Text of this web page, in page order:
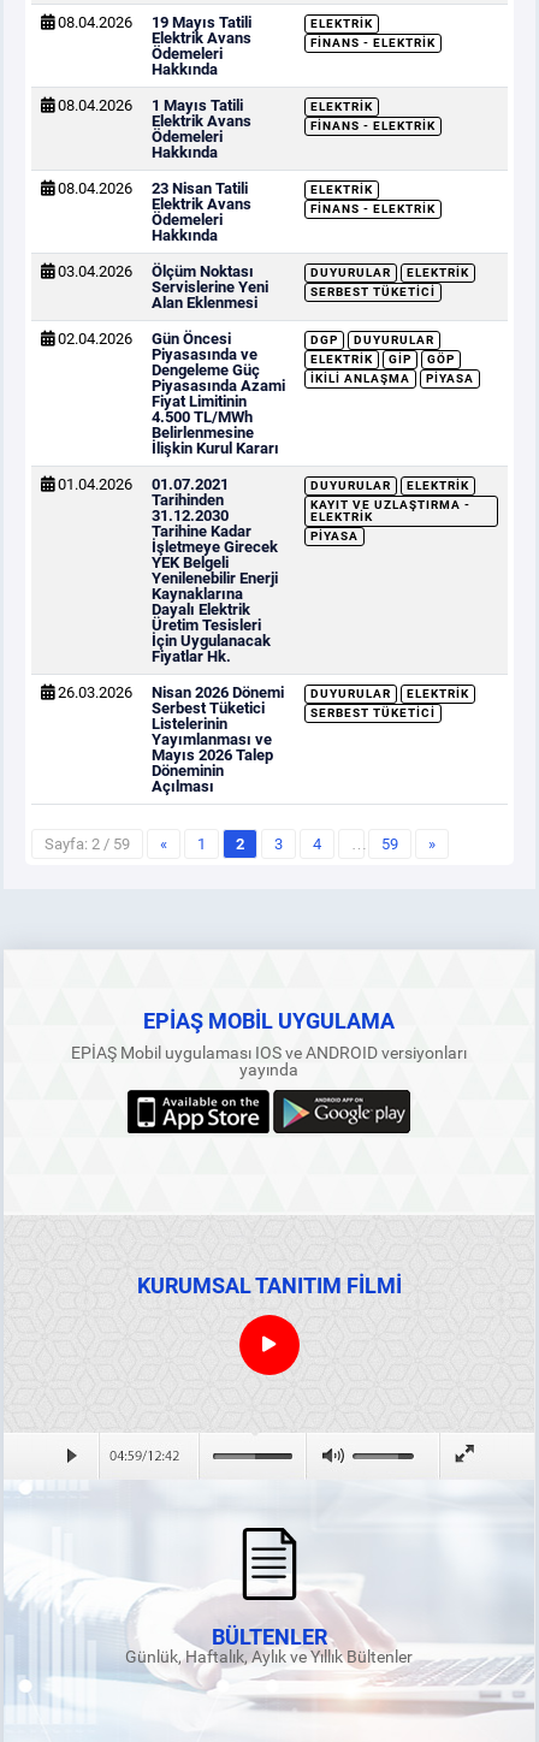
08.04.2026
19 Mayıs Tatili
Elektrik Avans
Ödemeleri
Hakkında
ELEKTRIK
FINANS - ELEKTRIK
08.04.2026
1 Mayıs Tatili
Elektrik Avans
Ödemeleri
Hakkında
ELEKTRIK
FINANS - ELEKTRIK
08.04.2026
23 Nisan Tatili
Elektrik Avans
Ödemeleri
Hakkında
ELEKTRIK
FINANS - ELEKTRIK
03.04.2026
Ölçüm Noktası
Servislerine Yeni
Alan Eklenmesi
DUYURULAR
ELEKTRIK
SERBEST TÜKETICI
02.04.2026
Gün Öncesi
Piyasasında ve
Dengeleme Güç
Piyasasında Azami
Fiyat Limitinin
4.500 TL/MWh
Belirlenmesine
İlişkin Kurul Kararı
DGP
DUYURULAR
ELEKTRIK
GİP
GÖP
İKILI ANLAŞMA
PIYASA
01.04.2026
01.07.2021
Tarihinden
31.12.2030
Tarihine Kadar
İşletmeye Girecek
YEK Belgeli
Yenilenebilir Enerji
Kaynaklarına
Dayalı Elektrik
Üretim Tesisleri
İçin Uygulanacak
Fiyatlar Hk.
DUYURULAR
ELEKTRIK
KAYIT VE UZLAŞTIRMA -
ELEKTRIK
PIYASA
26.03.2026
Nisan 2026 Dönemi
Serbest Tüketici
Listelerinin
Yayımlanması ve
Mayıs 2026 Talep
Döneminin
Açılması
DUYURULAR
ELEKTRIK
SERBEST TÜKETICI
Sayfa: 2 / 59 « 1 2 3 4 … 59 »
EPİAŞ MOBİL UYGULAMA
EPİAŞ Mobil uygulaması IOS ve ANDROID versiyonları
yayında
KURUMSAL TANITIM FİLMİ
BÜLTENLER
Günlük, Haftalık, Aylık ve Yıllık Bültenler